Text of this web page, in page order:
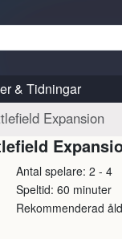
& Tidningar
Expansion
Antal spelare: 2 - 4
Speltid: 60 minuter
Rekommenderad